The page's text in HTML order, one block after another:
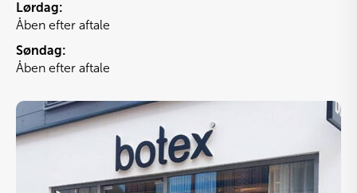
Lørdag:
Åben efter aftale
Søndag:
Åben efter aftale